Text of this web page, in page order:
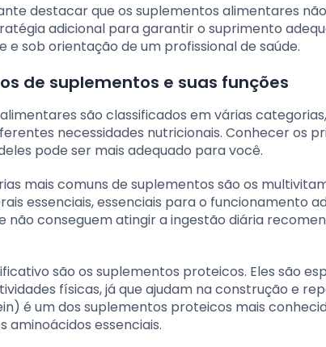
destacar que os suplementos alimentares
adicional para garantir o suprimento
e sob orientação de um profissional de saúde.
de suplementos e suas funções
são classificados em várias
necessidades nutricionais. Conhecer os
pode ser mais adequado para você.
mais comuns de suplementos são os
essenciais, essenciais para o funcionamento
não conseguem atingir a ingestão diária
são os suplementos proteicos. Eles são
físicas, já que ajudam na construção e
é um dos suplementos proteicos mais
aminoácidos essenciais.